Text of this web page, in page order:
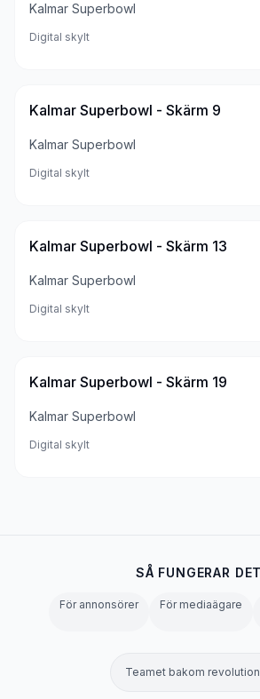
Kalmar Superbowl
Digital skylt
Kalmar Superbowl - Skärm 9
Kalmar Superbowl
Digital skylt
Kalmar Superbowl - Skärm 13
Kalmar Superbowl
Digital skylt
Kalmar Superbowl - Skärm 19
Kalmar Superbowl
Digital skylt
SÅ FUNGERAR DET
För annonsörer För mediaägare
Teamet bakom